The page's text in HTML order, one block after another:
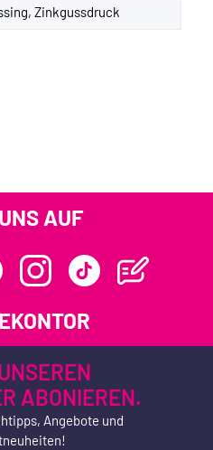
Zinkgussdruck
AUF
ABONIEREN.
Angebote und